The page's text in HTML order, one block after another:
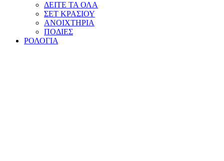
ΔΕΙΤΕ ΤΑ ΟΛΑ
ΣΕΤ ΚΡΑΣΙΟΥ
ΑΝΟΙΧΤΗΡΙΑ
ΠΟΔΙΕΣ
ΡΟΛΟΓΙΑ